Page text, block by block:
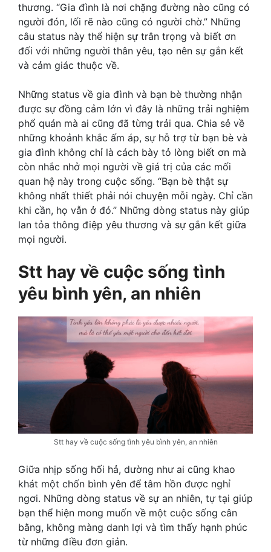
thương. “Gia đình là nơi chặng đường nào cũng có
người đón, lối rẽ nào cũng có người chờ.” Những
câu status này thể hiện sự trân trọng và biết ơn
đối với những người thân yêu, tạo nên sự gắn kết
và cảm giác thuộc về.
Những status về gia đình và bạn bè thường nhận
được sự đồng cảm lớn vì đây là những trải nghiệm
phổ quán mà ai cũng đã từng trải qua. Chia sẻ về
những khoảnh khắc ấm áp, sự hỗ trợ từ bạn bè và
gia đình không chỉ là cách bày tỏ lòng biết ơn mà
còn nhắc nhở mọi người về giá trị của các mối
quan hệ này trong cuộc sống. “Bạn bè thật sự
không nhất thiết phải nói chuyện mỗi ngày. Chỉ cần
khi cần, họ vẫn ở đó.” Những dòng status này giúp
lan tỏa thông điệp yêu thương và sự gắn kết giữa
mọi người.
Stt hay về cuộc sống tình
yêu bình yên, an nhiên
Stt hay về cuộc sống tình yêu bình yên, an nhiên
Giữa nhịp sống hối hả, dường như ai cũng khao
khát một chốn bình yên để tâm hồn được nghỉ
ngơi. Những dòng status về sự an nhiên, tự tại giúp
bạn thể hiện mong muốn về một cuộc sống cân
bằng, không màng danh lợi và tìm thấy hạnh phúc
từ những điều đơn giản.